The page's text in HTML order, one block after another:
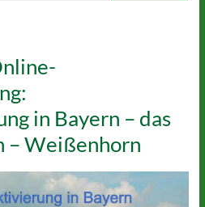
in Bayern – das
– Weißenhorn